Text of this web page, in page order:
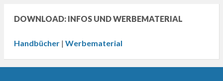
DOWNLOAD: INFOS UND WERBEMATERIAL
Handbücher| Werbematerial